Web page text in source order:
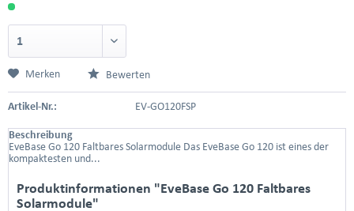
Merken Bewerten
Artikel-Nr.: EV-GO120FSP
Beschreibung
EveBase Go 120 Faltbares Solarmodule Das EveBase Go 120 ist eines der
kompaktesten und...
Produktinformationen "EveBase Go 120 Faltbares
Solarmodule"